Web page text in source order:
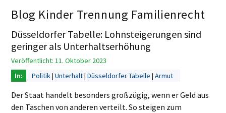
Blog Kinder Trennung Familienrecht
Düsseldorfer Tabelle: Lohnsteigerungen sind
geringer als Unterhaltserhöhung
Veröffentlicht: 11. Oktober 2023
Politik Unterhalt Düsseldorfer Tabelle Armut
Der Staat handelt besonders großzügig, wenn er Geld aus
den Taschen von anderen verteilt. So steigen zum